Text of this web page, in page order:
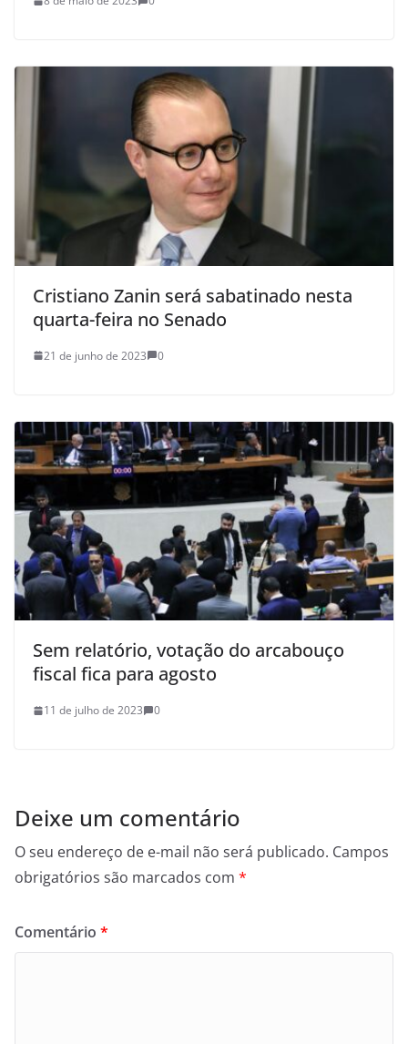
Cristiano Zanin será sabatinado nesta
quarta-feira no Senado
21 de junho de 2023 0
Sem relatório, votação do arcabouço
fiscal fica para agosto
11 de julho de 2023 0
Deixe um comentário
O seu endereço de e-mail não será publicado. Campos
obrigatórios são marcados com *
Comentário *